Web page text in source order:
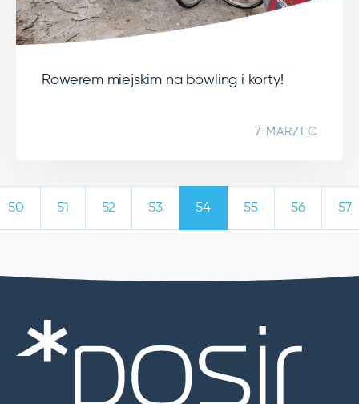
Rowerem miejskim na bowling i korty!
7 MARZEC
50 51 52 53 54 55 56 57